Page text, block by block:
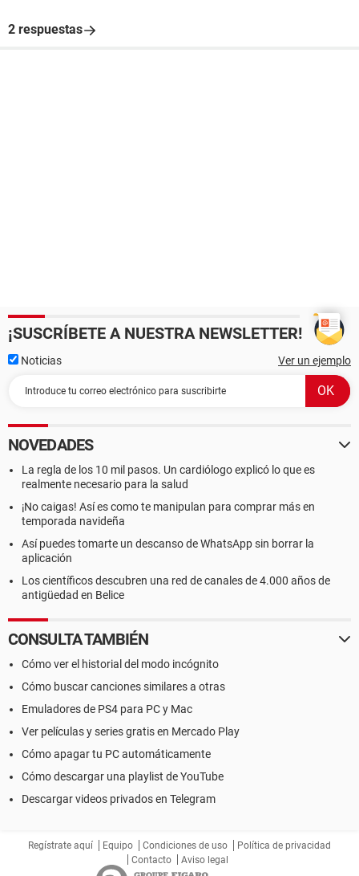
2 respuestas
¡SUSCRÍBETE A NUESTRA NEWSLETTER!
Noticias Ver un ejemplo
NOVEDADES
La regla de los 10 mil pasos. Un cardiólogo explicó lo que es
realmente necesario para la salud
¡No caigas! Así es como te manipulan para comprar más en
temporada navideña
Así puedes tomarte un descanso de WhatsApp sin borrar la
aplicación
Los científicos descubren una red de canales de 4.000 años de
antigüedad en Belice
CONSULTA TAMBIÉN
Cómo ver el historial del modo incógnito
Cómo buscar canciones similares a otras
Emuladores de PS4 para PC y Mac
Ver películas y series gratis en Mercado Play
Cómo apagar tu PC automáticamente
Cómo descargar una playlist de YouTube
Descargar videos privados en Telegram
Regístrate aquí Equipo Condiciones de uso
Política de privacidad
Contacto
Aviso legal